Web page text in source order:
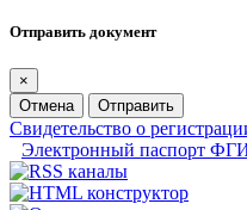
Отправить документ
×
Отмена
Отправить
Свидетельство о
Электронный паспорт